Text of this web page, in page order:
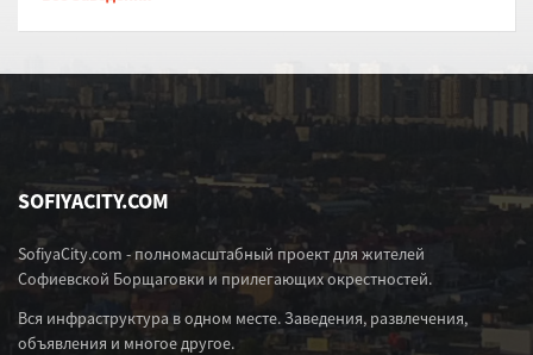
SOFIYACITY.COM
SofiyaCity.com - полномасштабный проект для жителей
Софиевской Борщаговки и прилегающих окрестностей.
Вся инфраструктура в одном месте. Заведения, развлечения,
объявления и многое другое.